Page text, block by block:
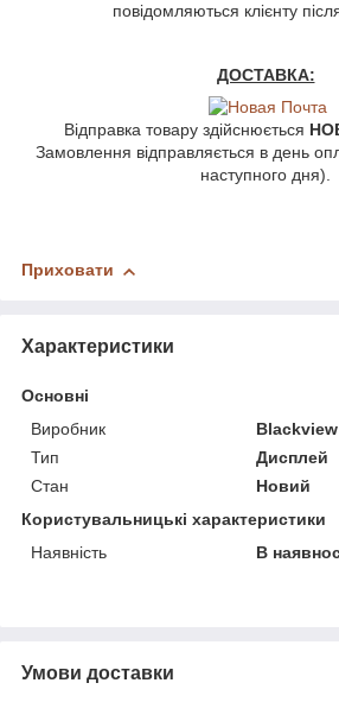
повідомляються клієнту
ДОСТАВКА:
Відправка товару здійснюється
Замовлення відправляється в день
наступного дня).
Приховати
Характеристики
Основні
Виробник
Blackview
Тип
Дисплей
Стан
Новий
Користувальницькі характеристики
Наявність
В
Умови доставки